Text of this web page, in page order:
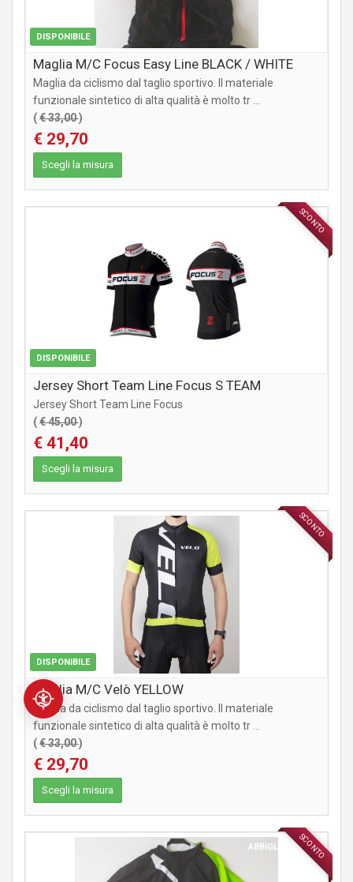
DISPONIBILE
Maglia M/C Focus Easy Line BLACK / WHITE
Maglia da ciclismo dal taglio sportivo. Il materiale
funzionale sintetico di alta qualità è molto tr ...
(€ 33,00)
€ 29,70
Scegli la misura
SCONTO
DISPONIBILE
ABBIGLIAMENTO
Jersey Short Team Line Focus S TEAM
Jersey Short Team Line Focus
(€ 45,00)
€ 41,40
Scegli la misura
SCONTO
DISPONIBILE
ABBIGLIAMENTO
Maglia M/C Velò YELLOW
Maglia da ciclismo dal taglio sportivo. Il materiale
funzionale sintetico di alta qualità è molto tr ...
(€ 33,00)
€ 29,70
Scegli la misura
SCONTO
ABBIGLIAMENTO